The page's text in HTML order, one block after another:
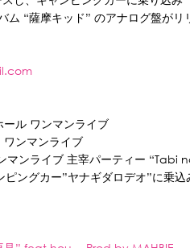
“薩摩キッド” のアナログ盤がリ
ル ワンマンライブ
ンマンライブ
ンライブ 主宰パーティー “Tabi
ングカー”ヤナギダロデオ”に乗込